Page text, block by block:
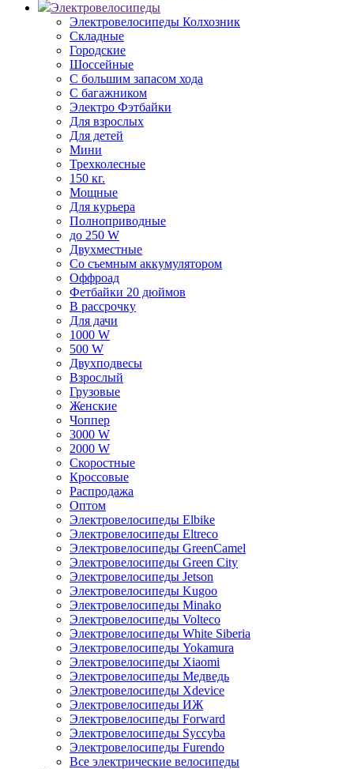
Электровелосипеды
Электровелосипеды Колхозник
Складные
Городские
Шоссейные
С большим запасом хода
С багажником
Электро Фэтбайки
Для взрослых
Для детей
Мини
Трехколесные
150 кг.
Мощные
Для курьера
Полноприводные
до 250 W
Двухместные
Со съемным аккумулятором
Оффроад
Фетбайки 20 дюймов
В рассрочку
Для дачи
1000 W
500 W
Двухподвесы
Взрослый
Грузовые
Женские
Чоппер
3000 W
2000 W
Скоростные
Кроссовые
Распродажа
Оптом
Электровелосипеды Elbike
Электровелосипеды Eltreco
Электровелосипеды GreenCamel
Электровелосипеды Green City
Электровелосипеды Jetson
Электровелосипеды Kugoo
Электровелосипеды Minako
Электровелосипеды Volteco
Электровелосипеды White Siberia
Электровелосипеды Yokamura
Электровелосипеды Xiaomi
Электровелосипеды Медведь
Электровелосипеды Xdevice
Электровелосипеды ИЖ
Электровелосипеды Forward
Электровелосипеды Syccyba
Электровелосипеды Furendo
Все электрические велосипеды